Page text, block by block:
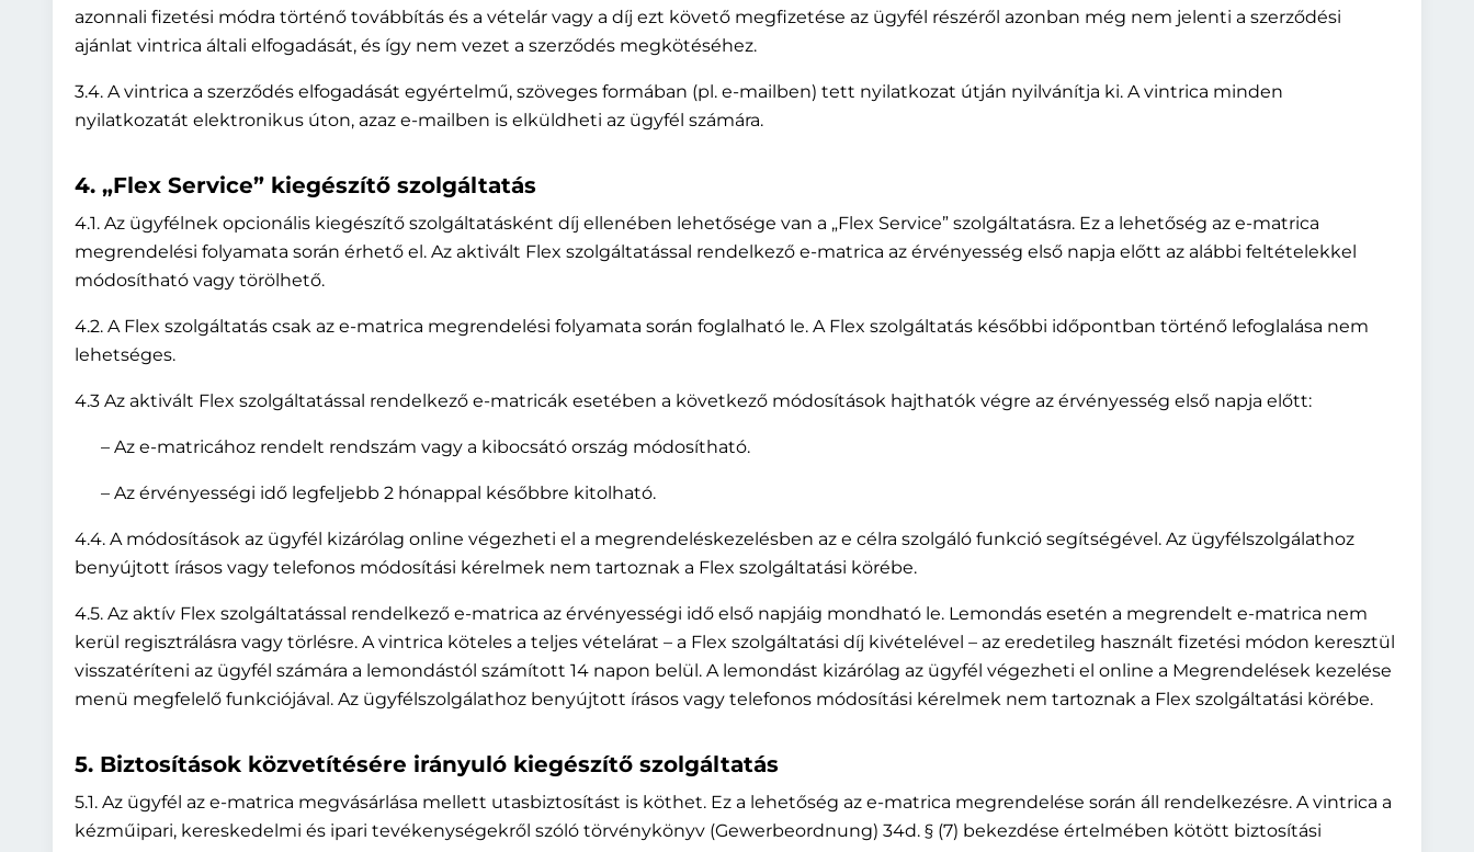
azonnali fizetési módra történő továbbítás és a vételár vagy a díj ezt követő megfizetése az ügyfél részéről azonban még nem jelenti a szerződési
ajánlat vintrica általi elfogadását, és így nem vezet a szerződés megkötéséhez.
3.4. A vintrica a szerződés elfogadását egyértelmű, szöveges formában (pl. e-mailben) tett nyilatkozat útján nyilvánítja ki. A vintrica minden
nyilatkozatát elektronikus úton, azaz e-mailben is elküldheti az ügyfél számára.
4. „Flex Service” kiegészítő szolgáltatás
4.1. Az ügyfélnek opcionális kiegészítő szolgáltatásként díj ellenében lehetősége van a „Flex Service” szolgáltatásra. Ez a lehetőség az e-matrica
megrendelési folyamata során érhető el. Az aktivált Flex szolgáltatással rendelkező e-matrica az érvényesség első napja előtt az alábbi feltételekkel
módosítható vagy törölhető.
4.2. A Flex szolgáltatás csak az e-matrica megrendelési folyamata során foglalható le. A Flex szolgáltatás későbbi időpontban történő lefoglalása nem
lehetséges.
4.3 Az aktivált Flex szolgáltatással rendelkező e-matricák esetében a következő módosítások hajthatók végre az érvényesség első napja előtt:
– Az e-matricához rendelt rendszám vagy a kibocsátó ország módosítható.
– Az érvényességi idő legfeljebb 2 hónappal későbbre kitolható.
4.4. A módosítások az ügyfél kizárólag online végezheti el a megrendeléskezelésben az e célra szolgáló funkció segítségével. Az ügyfélszolgálathoz
benyújtott írásos vagy telefonos módosítási kérelmek nem tartoznak a Flex szolgáltatási körébe.
4.5. Az aktív Flex szolgáltatással rendelkező e-matrica az érvényességi idő első napjáig mondható le. Lemondás esetén a megrendelt e-matrica nem
kerül regisztrálásra vagy törlésre. A vintrica köteles a teljes vételárat – a Flex szolgáltatási díj kivételével – az eredetileg használt fizetési módon keresztül
visszatéríteni az ügyfél számára a lemondástól számított 14 napon belül. A lemondást kizárólag az ügyfél végezheti el online a Megrendelések kezelése
menü megfelelő funkciójával. Az ügyfélszolgálathoz benyújtott írásos vagy telefonos módosítási kérelmek nem tartoznak a Flex szolgáltatási körébe.
5. Biztosítások közvetítésére irányuló kiegészítő szolgáltatás
5.1. Az ügyfél az e-matrica megvásárlása mellett utasbiztosítást is köthet. Ez a lehetőség az e-matrica megrendelése során áll rendelkezésre. A vintrica a
kézműipari, kereskedelmi és ipari tevékenységekről szóló törvénykönyv (Gewerbeordnung) 34d. § (7) bekezdése értelmében kötött biztosítási